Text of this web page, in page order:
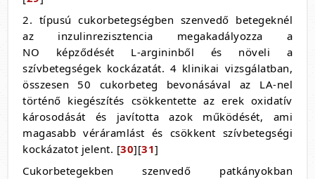
2. típusú cukorbetegségben szenvedő betegeknél
az inzulinrezisztencia megakadályozza a
NO képződését L-argininből és növeli a
szívbetegségek kockázatát. 4 klinikai vizsgálatban,
összesen 50 cukorbeteg bevonásával az LA-nel
történő kiegészítés csökkentette az erek oxidatív
károsodását és javította azok működését, ami
magasabb véráramlást és csökkent szívbetegségi
kockázatot jelent. [30][31]
Cukorbetegekben szenvedő patkányokban